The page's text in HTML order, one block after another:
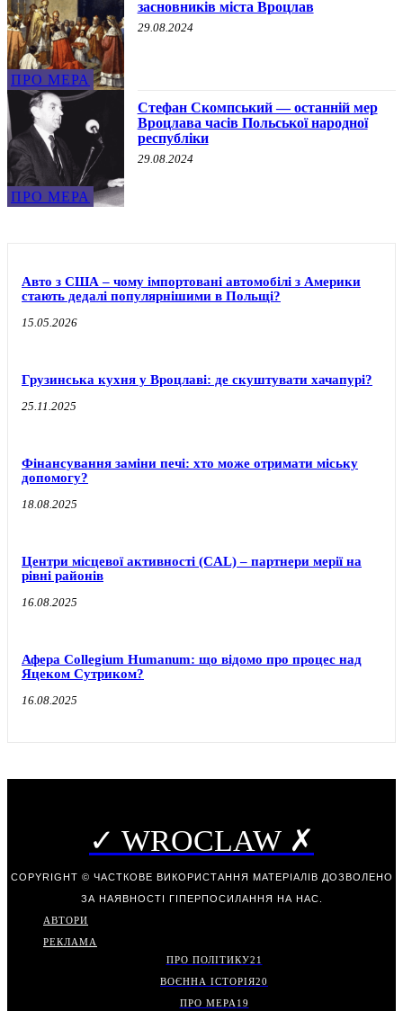
ПРО МЕРА
засновників міста Вроцлав
29.08.2024
ПРО МЕРА
Стефан Скомпський — останній мер
Вроцлава часів Польської народної
республіки
29.08.2024
Авто з США – чому імпортовані автомобілі з Америки
стають дедалі популярнішими в Польщі?
15.05.2026
Грузинська кухня у Вроцлаві: де скуштувати хачапурі?
25.11.2025
Фінансування заміни печі: хто може отримати міську
допомогу?
18.08.2025
Центри місцевої активності (CAL) – партнери мерії на
рівні районів
16.08.2025
Афера Collegium Humanum: що відомо про процес над
Яцеком Сутриком?
16.08.2025
✓ WROCLAW ✗
COPYRIGHT © ЧАСТКОВЕ ВИКОРИСТАННЯ МАТЕРІАЛІВ ДОЗВОЛЕНО
ЗА НАЯВНОСТІ ГІПЕРПОСИЛАННЯ НА НАС.
АВТОРИ
РЕКЛАМА
ПРО ПОЛІТИКУ21
ВОЄННА ІСТОРІЯ20
ПРО МЕРА 19